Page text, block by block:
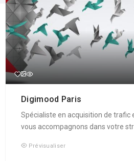
Digimood Paris
Spécialiste en acquisition de trafic
vous accompagnons dans votre
Prévisualiser